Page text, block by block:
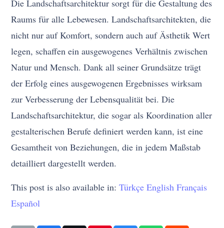
Die Landschaftsarchitektur sorgt für die Gestaltung des
Raums für alle Lebewesen. Landschaftsarchitekten, die
nicht nur auf Komfort, sondern auch auf Ästhetik Wert
legen, schaffen ein ausgewogenes Verhältnis zwischen
Natur und Mensch. Dank all seiner Grundsätze trägt
der Erfolg eines ausgewogenen Ergebnisses wirksam
zur Verbesserung der Lebensqualität bei. Die
Landschaftsarchitektur, die sogar als Koordination aller
gestalterischen Berufe definiert werden kann, ist eine
Gesamtheit von Beziehungen, die in jedem Maßstab
detailliert dargestellt werden.
This post is also available in:Türkçe English Français
Español